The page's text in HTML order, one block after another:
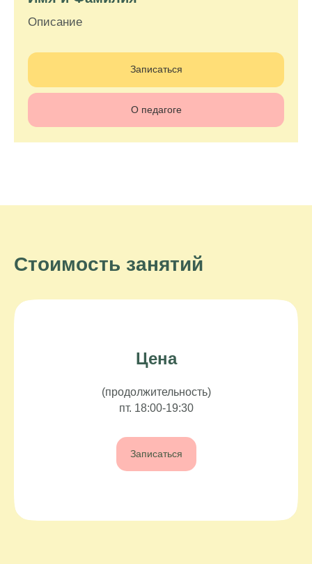
Описание
Записаться
О педагоге
Стоимость занятий
Цена
(продолжительность)
пт. 18:00-19:30
Записаться